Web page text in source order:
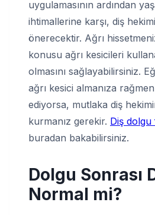
uygulamasının ardından
ihtimallerine karşı, diş
önerecektir. Ağrı
konusu ağrı kesicileri
olmasını sağlayabilirsiniz.
ağrı kesici almanıza
ediyorsa, mutlaka diş
kurmanız gerekir. Diş dolgu
buradan bakabilirsiniz.
Dolgu Sonrası
Normal mi?